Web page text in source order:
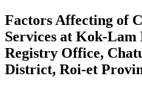
Factors Affecting of
Services at Kok-
Registry Office,
District, Roi-et